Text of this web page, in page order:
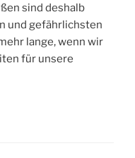
sind deshalb
und gefährlichsten
lange, wenn wir
für unsere